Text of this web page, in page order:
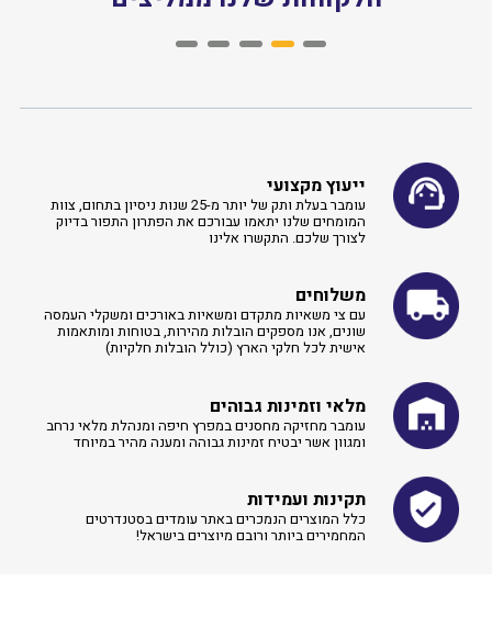
ייעוץ מקצועי
עומבר בעלת ותק של יותר מ-25 שנות ניסיון בתחום, צוות
המומחים שלנו יתאמו עבורכם את הפתרון התפור בדיוק
לצורך שלכם. התקשרו אלינו
משלוחים
עם צי משאיות מתקדם ומשאיות באורכים ומשקלי העמסה
שונים, אנו מספקים הובלות מהירות, בטוחות ומותאמות
אישית לכל חלקי הארץ (כולל הובלות חלקיות)
מלאי וזמינות גבוהים
עומבר מחזיקה מחסנים במפרץ חיפה ומנהלת מלאי נרחב
ומגוון אשר יבטיח זמינות גבוהה ומענה מהיר במיוחד
תקינות ועמידות
כלל המוצרים הנמכרים באתר עומדים בסטנדרטים
המחמירים ביותר ורובם מיוצרים בישראל!